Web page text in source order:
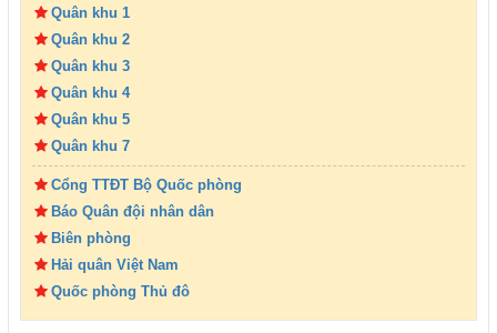
Quân khu 1
Quân khu 2
Quân khu 3
Quân khu 4
Quân khu 5
Quân khu 7
Cổng TTĐT Bộ Quốc phòng
Báo Quân đội nhân dân
Biên phòng
Hải quân Việt Nam
Quốc phòng Thủ đô